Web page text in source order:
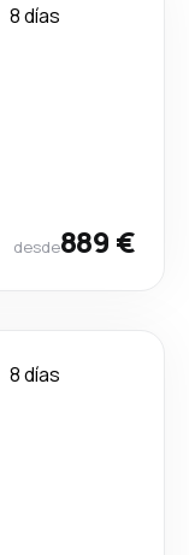
8 días
desde889 €
8 días